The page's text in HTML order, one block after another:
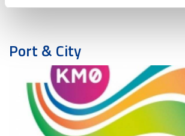
Port & City